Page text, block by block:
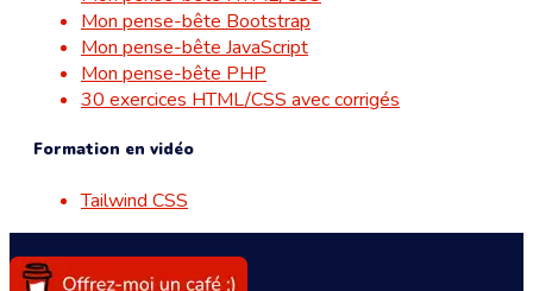
Mon pense-bête Bootstrap
Mon pense-bête JavaScript
Mon pense-bête PHP
30 exercices HTML/CSS avec corrigés
Formation en vidéo
Tailwind CSS